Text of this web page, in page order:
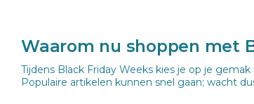
Waarom nu shoppen met
Tijdens Black Friday Weeks kies je op je
Populaire artikelen kunnen snel gaan; wacht